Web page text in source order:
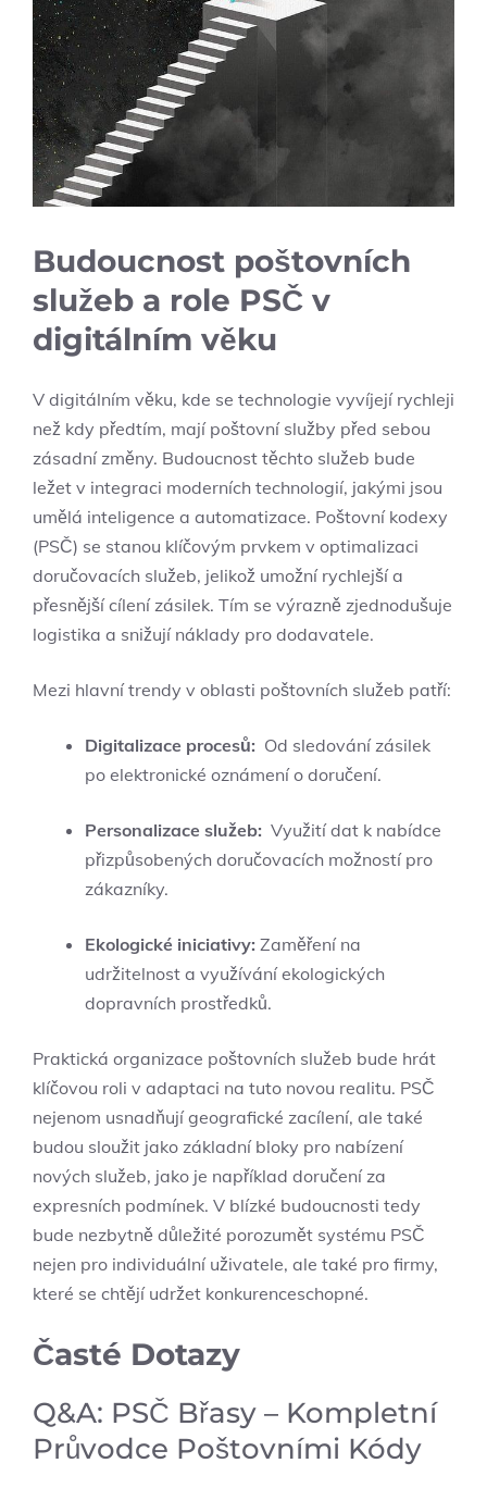
Budoucnost​ poštovních
služeb a role ⁤PSČ v
digitálním‌ věku
V⁤ digitálním věku, kde se ‍technologie‍ vyvíjejí rychleji
‌než ⁤kdy předtím,⁤ mají ‍poštovní služby před sebou
‍zásadní⁣ změny. Budoucnost⁢ těchto ⁤služeb ⁣bude
ležet⁣ v integraci moderních technologií, ‍jakými jsou
⁤umělá inteligence‍ a automatizace. Poštovní‌ kodexy
⁣(PSČ) ‌se stanou klíčovým prvkem v optimalizaci⁣
doručovacích služeb, jelikož umožní rychlejší a
⁤přesnější⁣ cílení⁤ zásilek. Tím se výrazně⁢ zjednodušuje
logistika a snižují‌ náklady pro dodavatele.
Mezi hlavní trendy ⁣v‌ oblasti poštovních ‍služeb ⁢patří:
Digitalizace procesů: ⁢ Od ⁣sledování zásilek
po⁤ elektronické oznámení​ o doručení.
Personalizace služeb: ‍ Využití dat k nabídce⁢
přizpůsobených doručovacích možností pro
zákazníky.
Ekologické iniciativy: Zaměření na
udržitelnost a využívání ekologických
dopravních prostředků.
Praktická organizace poštovních ⁤služeb bude​ hrát
klíčovou roli v adaptaci na tuto novou realitu. PSČ
⁢nejenom usnadňují geografické zacílení, ale také
budou sloužit jako základní bloky pro ⁤nabízení
nových služeb, jako‌ je například⁤ doručení za⁢
expresních podmínek. V blízké​ budoucnosti ​tedy
bude nezbytně​ důležité‍ porozumět systému‌ PSČ
nejen ‌pro individuální uživatele, ale také pro​ firmy,
které se⁤ chtějí ‍udržet‍ konkurenceschopné.
Časté​ Dotazy
Q&A: ​PSČ‍ Břasy – Kompletní
Průvodce Poštovními Kódy